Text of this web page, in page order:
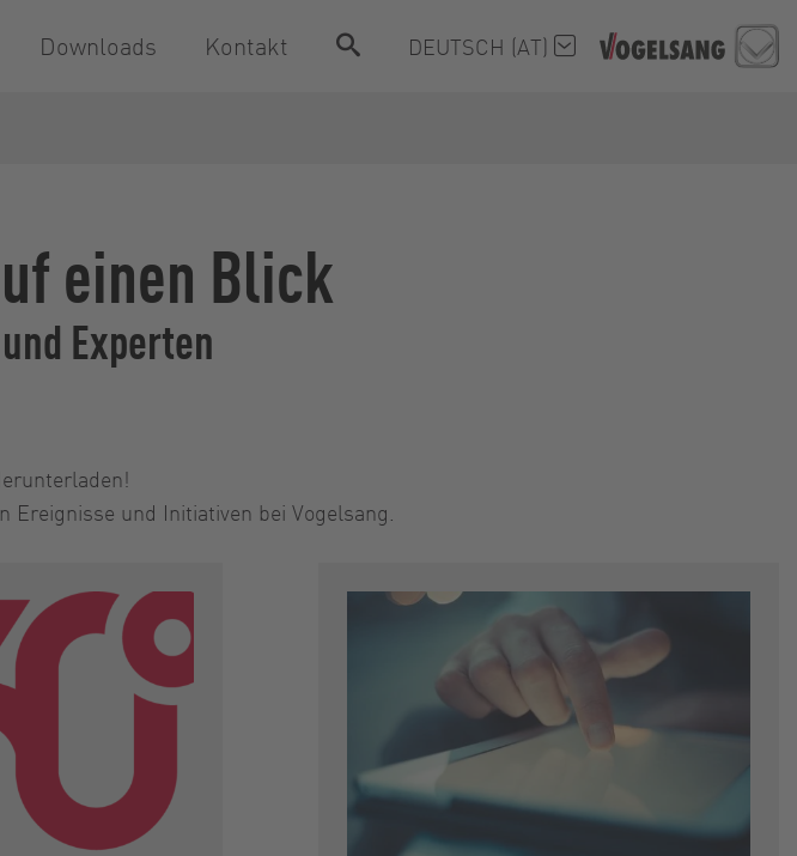
Downloads Kontakt DEUTSCH (AT)
einen Blick
Experten
und Initiativen bei Vogelsang.